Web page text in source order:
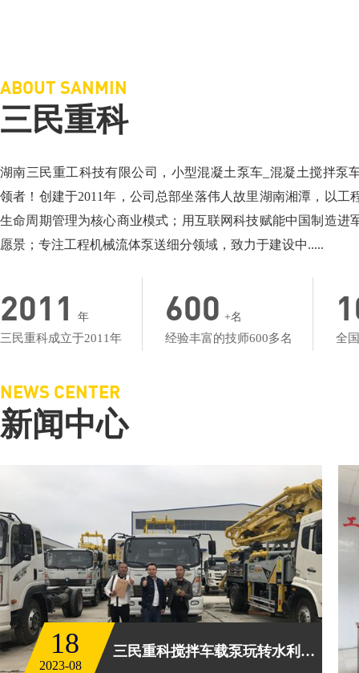
ABOUT SANMIN
三民重科
湖南三民重工科技有限公司，小型混凝土泵车_混凝土搅拌泵
领者！创建于2011年，公司总部坐落伟人故里湖南湘潭，以工
生命周期管理为核心商业模式；用互联网科技赋能中国制造进
愿景；专注工程机械流体泵送细分领域，致力于建设中.....
2011 年
三民重科成立于2011年 600 +名
经验丰富的技师600多名 全
NEWS CENTER
新闻中心
18
2023-08
三民重科搅拌车载泵玩转水利工程